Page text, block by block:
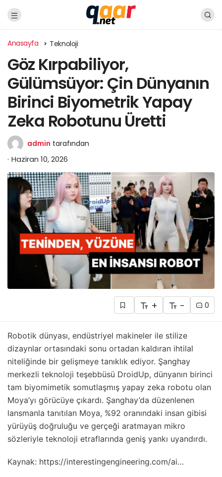
Anasayfa Teknoloji
Göz Kırpabiliyor,
Gülümsüyor: Çin Dünyanın
Birinci Biyometrik Yapay
Zeka Robotunu Üretti
admin tarafından
Haziran 10, 2026
+ - 0
Robotik dünyası, endüstriyel makineler ile stilize
dizaynlar ortasındaki sonu ortadan kaldıran ihtilal
niteliğinde bir gelişmeye tanıklık ediyor. Şanghay
merkezli teknoloji teşebbüsü DroidUp, dünyanın birinci
tam biyomimetik somutlaşmış yapay zeka robotu olan
Moya’yı görücüye çıkardı. Şanghay’da düzenlenen
lansmanla tanıtılan Moya, %92 oranındaki insan gibisi
yürüyüş doğruluğu ve gerçeği aratmayan mikro
sözleriyle teknoloji etraflarında geniş yankı uyandırdı.
Kaynak: https://interestingengineering.com/ai…